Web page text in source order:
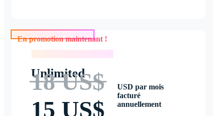
En promotion maintenant !
Unlimited
18 US$
15 US$
USD par mois
facturé
annuellement